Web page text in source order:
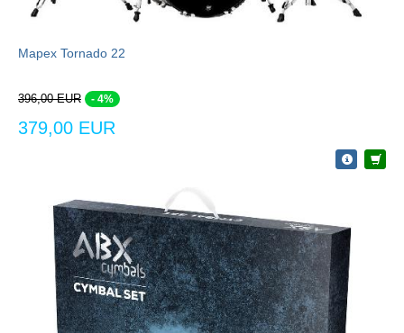
Mapex Tornado 22
396,00 EUR - 4%
379,00 EUR